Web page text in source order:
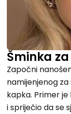
Šminka
Započni
namijenjenog
kapka. Primer
i spriječio da se